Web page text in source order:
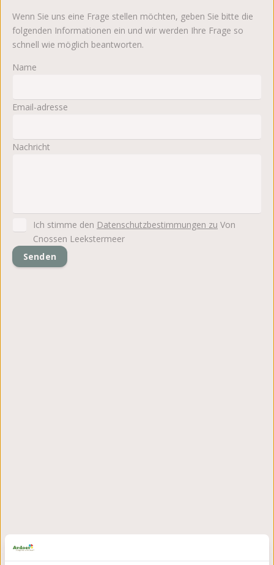
Wenn Sie uns eine Frage stellen möchten, geben Sie bitte die
folgenden Informationen ein und wir werden Ihre Frage so
schnell wie möglich beantworten.
Name
Email-adresse
Nachricht
Ich stimme den Datenschutzbestimmungen zu Von
Cnossen Leekstermeer